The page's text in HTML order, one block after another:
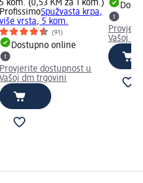
5 kom. (0,53 KM za 1 kom.)
ProfissimoSpužvasta krpa,
više vrsta, 5 kom.
(91)
Dostupno online
Provjerite dostupnost u
Vašoj dm trgovini
Vašoj